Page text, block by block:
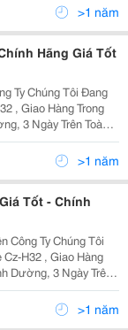
>1 năm
Hãng Giá Tốt
, Giao Hàng Trong
3 Ngày Trên Toàn
Công Ty
Phối Đượ
>1 năm
Tốt - Chính
H32 , Giao Hàng
Dường, 3 Ngày Trên
Cam Kết
, Giá Tố
>1 năm